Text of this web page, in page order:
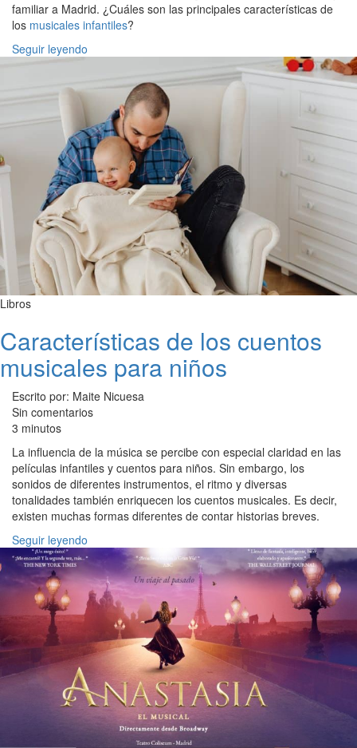
familiar a Madrid. ¿Cuáles son las principales características de
los musicales infantiles?
Seguir leyendo
Libros
Características de los cuentos
musicales para niños
Escrito por: Maite Nicuesa
Sin comentarios
3 minutos
La influencia de la música se percibe con especial claridad en las
películas infantiles y cuentos para niños. Sin embargo, los
sonidos de diferentes instrumentos, el ritmo y diversas
tonalidades también enriquecen los cuentos musicales. Es decir,
existen muchas formas diferentes de contar historias breves.
Seguir leyendo